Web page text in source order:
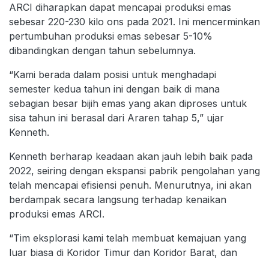
ARCI diharapkan dapat mencapai produksi emas
sebesar 220-230 kilo ons pada 2021. Ini mencerminkan
pertumbuhan produksi emas sebesar 5-10%
dibandingkan dengan tahun sebelumnya.
“Kami berada dalam posisi untuk menghadapi
semester kedua tahun ini dengan baik di mana
sebagian besar bijih emas yang akan diproses untuk
sisa tahun ini berasal dari Araren tahap 5,” ujar
Kenneth.
Kenneth berharap keadaan akan jauh lebih baik pada
2022, seiring dengan ekspansi pabrik pengolahan yang
telah mencapai efisiensi penuh. Menurutnya, ini akan
berdampak secara langsung terhadap kenaikan
produksi emas ARCI.
“Tim eksplorasi kami telah membuat kemajuan yang
luar biasa di Koridor Timur dan Koridor Barat, dan